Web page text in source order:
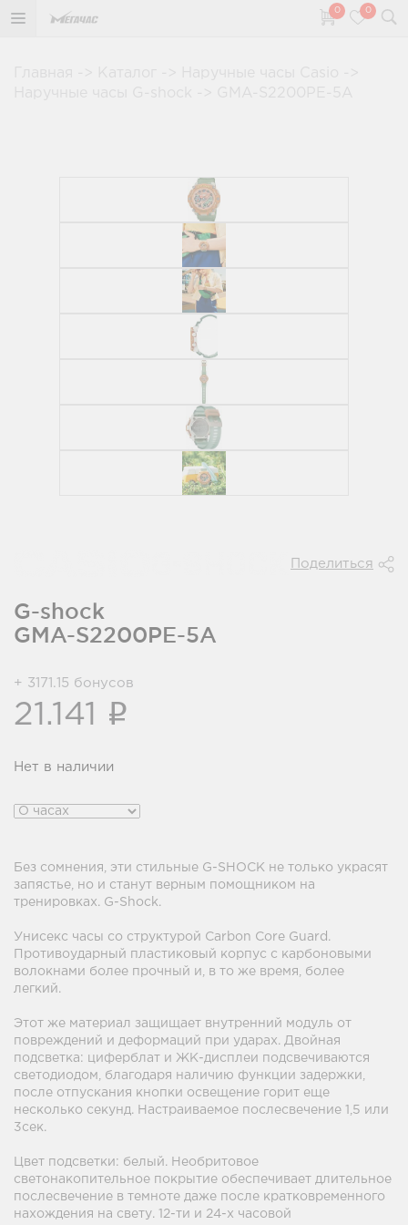
0 0
Поделиться
G-shock
GMA-S2200PE-5A
+ 3171.15 бонусов
21.141 i
Нет в наличии
Без сомнения, эти стильные G-SHOCK не только украсят
запястье, но и станут верным помощником на
тренировках. G-Shock.
Унисекс часы со структурой Carbon Core Guard.
Противоударный пластиковый корпус с карбоновыми
волокнами более прочный и, в то же время, более
легкий.
Этот же материал защищает внутренний модуль от
повреждений и деформаций при ударах. Двойная
подcветка: циферблат и ЖК-дисплеи подсвечиваются
светодиодом, благодаря наличию функции задержки,
после отпускания кнопки освещение горит еще
несколько секунд. Настраиваемое послесвечение 1,5 или
3сек.
Цвет подсветки: белый. Необритовое
светонакопительное покрытие обеспечивает длительное
послесвечение в темноте даже после кратковременного
нахождения на свету. 12-ти и 24-х часовой